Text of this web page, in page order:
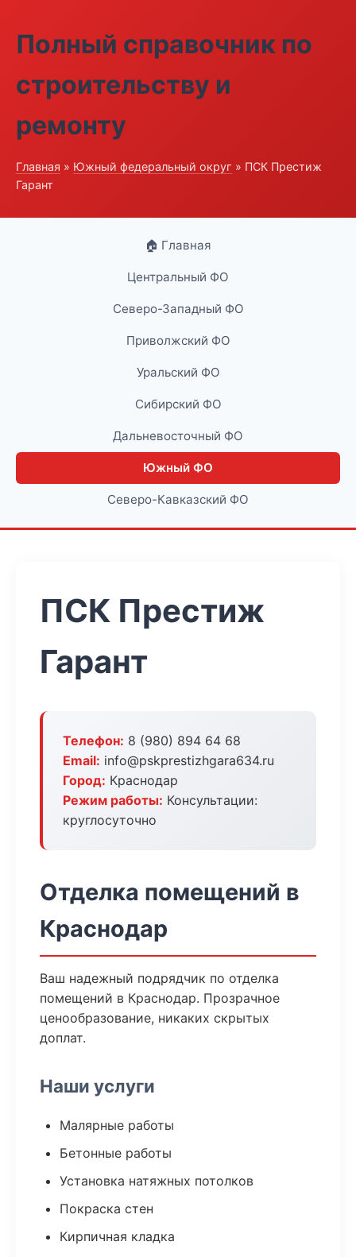
Полный справочник по
строительству и
ремонту
Главная » Южный федеральный округ » ПСК Престиж
Гарант
🏠 Главная
Центральный ФО
Северо-Западный ФО
Приволжский ФО
Уральский ФО
Сибирский ФО
Дальневосточный ФО
Южный ФО
Северо-Кавказский ФО
ПСК Престиж
Гарант
Телефон: 8 (980) 894 64 68
Email: info@pskprestizhgara634.ru
Город: Краснодар
Режим работы: Консультации:
круглосуточно
Отделка помещений в
Краснодар
Ваш надежный подрядчик по отделка
помещений в Краснодар. Прозрачное
ценообразование, никаких скрытых
доплат.
Наши услуги
Малярные работы
Бетонные работы
Установка натяжных потолков
Покраска стен
Кирпичная кладка